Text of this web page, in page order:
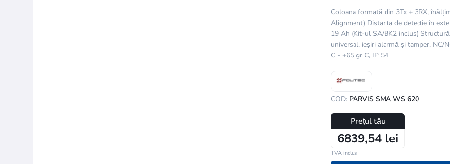
Coloana formată din 3Tx + 3RX,
Alignment) Distanța de detecție în
19 Ah (Kit-ul SA/BK2 inclus)
universal, ieșiri alarmă și tamper, NC/
C - +65 gr C, IP 54
COD: PARVIS SMA WS 620
Prețul tău
6839,54 lei
TVA inclus